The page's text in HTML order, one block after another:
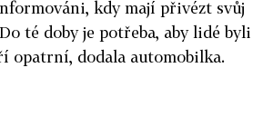
kdy mají přivézt svůj
té doby je potřeba, aby lidé byli
opatrní, dodala automobilka.